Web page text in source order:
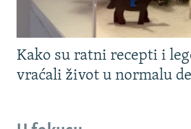
Kako su ratni recepti i
vraćali život u normalu